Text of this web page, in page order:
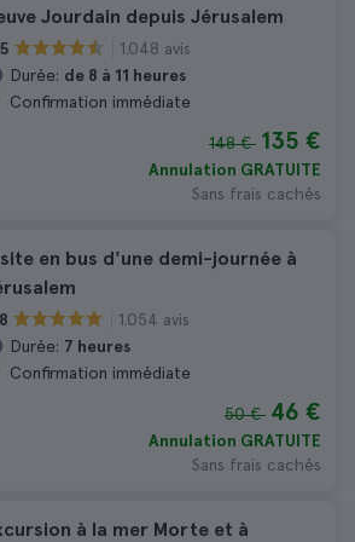
Jourdain depuis Jérusalem
1.048 avis
Durée: de 8 à 11 heures
Confirmation immédiate
148 € 135 €
Annulation GRATUITE
Sans frais cachés
en bus d'une demi-journée à
1.054 avis
Durée: 7 heures
Confirmation immédiate
50 € 46 €
Annulation GRATUITE
Sans frais cachés
à la mer Morte et à